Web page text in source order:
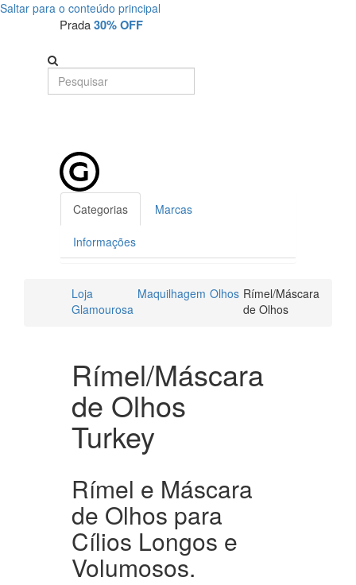
Saltar para o conteúdo principal
Prada30% OFF
Categorias Marcas
Informações
Loja
Glamourosa
Maquilhagem Olhos Rímel/Máscara
de Olhos
Rímel/Máscara
de Olhos
Turkey
Rímel e Máscara
de Olhos para
Cílios Longos e
Volumosos.